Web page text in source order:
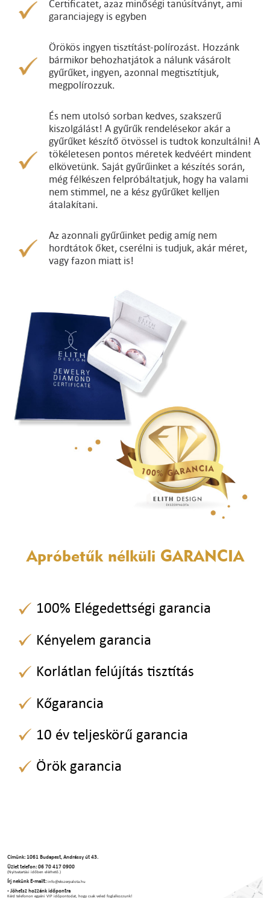
Certificatet, azaz minőségi tanúsítványt, ami
garanciajegy is egyben
Örökös ingyen tisztítást-polírozást. Hozzánk
bármikor behozhatjátok a nálunk vásárolt
gyűrűket, ingyen, azonnal megtisztítjuk,
megpolírozzuk.
És nem utolsó sorban kedves, szakszerű
kiszolgálást! A gyűrűk rendelésekor akár a
gyűrűket készítő ötvössel is tudtok konzultálni! A
tökéletesen pontos méretek kedvéért mindent
elkövetünk. Saját gyűrűinket a készítés során,
még félkészen felpróbáltatjuk, hogy ha valami
nem stimmel, ne a kész gyűrűket kelljen
átalakítani.
Az azonnali gyűrűinket pedig amíg nem
hordtátok őket, cserélni is tudjuk, akár méret,
vagy fazon miatt is!
Apróbetűk nélküli GARANCIA
100% Elégedettségi garancia
Kényelem garancia
Korlátlan felújítás tisztítás
Kőgarancia
10 év teljeskörű garancia
Örök garancia
Címünk: 1061 Budapest, Andrássy út 43.
Üzlet telefon: 06 70 417 0900
(Nyitvatartási időben elérhető.)
Írj nekünk E-mailt:info@ekszerpalota.hu
- Jöhetsz hozzánk időpontra
Kérd telefonon egyéni VIP időpontodat, hogy csak veled foglalkozzunk!